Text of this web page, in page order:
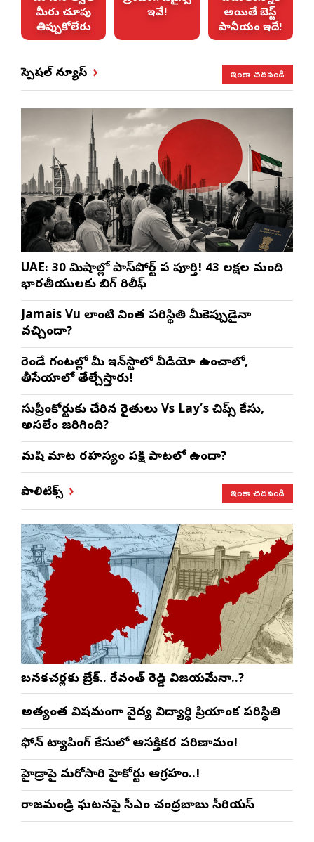
మీరు చూపు
తిప్పుకోలేరు
ఇవే!
అయితే బెస్ట్
పానీయం ఇదే!
స్పెషల్ న్యూస్ ఇంకా చదవండి
UAE: 30 నిమిషాల్లో పాస్‌పోర్ట్ పని పూర్తి! 43 లక్షల మంది
భారతీయులకు బిగ్ రిలీఫ్
Jamais Vu లాంటి వింత పరిస్థితి మీకెప్పుడైనా
వచ్చిందా?
రెండే గంటల్లో మీ ఇన్‌స్టాలో వీడియో ఉంచాలో,
తీసేయాలో తేల్చేస్తారు!
సుప్రీంకోర్టుకు చేరిన రైతులు Vs Lay’s చిప్స్‌ కేసు,
అసలేం జరిగింది?
మనిషి మాట రహస్యం పక్షి పాటలో ఉందా?
పాలిటిక్స్ ఇంకా చదవండి
బనకచర్లకు బ్రేక్.. రేవంత్ రెడ్డి విజయమేనా..?
అత్యంత విషమంగా వైద్య విద్యార్థిని ప్రియాంక పరిస్థితి
ఫోన్ ట్యాపింగ్ కేసులో ఆసక్తికర పరిణామం!
హైడ్రాపై మరోసారి హైకోర్టు ఆగ్రహం..!
రాజమండ్రి ఘటనపై సీఎం చంద్రబాబు సీరియస్